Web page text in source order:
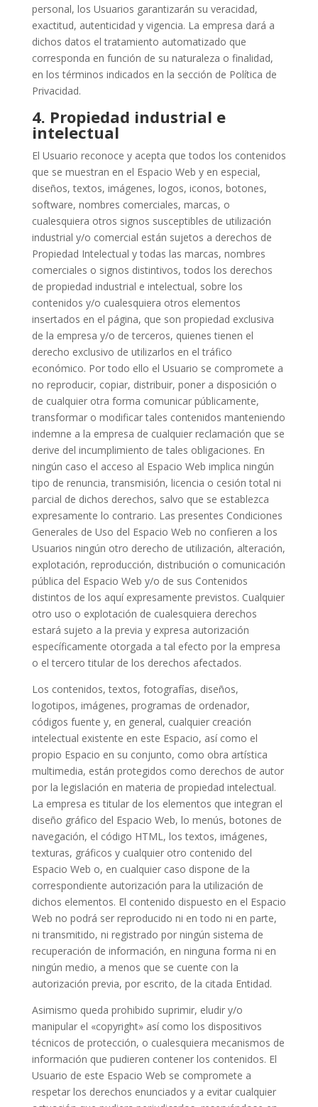
personal, los Usuarios garantizarán su veracidad,
exactitud, autenticidad y vigencia. La empresa dará a
dichos datos el tratamiento automatizado que
corresponda en función de su naturaleza o finalidad,
en los términos indicados en la sección de Política de
Privacidad.
4. Propiedad industrial e
intelectual
El Usuario reconoce y acepta que todos los contenidos
que se muestran en el Espacio Web y en especial,
diseños, textos, imágenes, logos, iconos, botones,
software, nombres comerciales, marcas, o
cualesquiera otros signos susceptibles de utilización
industrial y/o comercial están sujetos a derechos de
Propiedad Intelectual y todas las marcas, nombres
comerciales o signos distintivos, todos los derechos
de propiedad industrial e intelectual, sobre los
contenidos y/o cualesquiera otros elementos
insertados en el página, que son propiedad exclusiva
de la empresa y/o de terceros, quienes tienen el
derecho exclusivo de utilizarlos en el tráfico
económico. Por todo ello el Usuario se compromete a
no reproducir, copiar, distribuir, poner a disposición o
de cualquier otra forma comunicar públicamente,
transformar o modificar tales contenidos manteniendo
indemne a la empresa de cualquier reclamación que se
derive del incumplimiento de tales obligaciones. En
ningún caso el acceso al Espacio Web implica ningún
tipo de renuncia, transmisión, licencia o cesión total ni
parcial de dichos derechos, salvo que se establezca
expresamente lo contrario. Las presentes Condiciones
Generales de Uso del Espacio Web no confieren a los
Usuarios ningún otro derecho de utilización, alteración,
explotación, reproducción, distribución o comunicación
pública del Espacio Web y/o de sus Contenidos
distintos de los aquí expresamente previstos. Cualquier
otro uso o explotación de cualesquiera derechos
estará sujeto a la previa y expresa autorización
específicamente otorgada a tal efecto por la empresa
o el tercero titular de los derechos afectados.
Los contenidos, textos, fotografías, diseños,
logotipos, imágenes, programas de ordenador,
códigos fuente y, en general, cualquier creación
intelectual existente en este Espacio, así como el
propio Espacio en su conjunto, como obra artística
multimedia, están protegidos como derechos de autor
por la legislación en materia de propiedad intelectual.
La empresa es titular de los elementos que integran el
diseño gráfico del Espacio Web, lo menús, botones de
navegación, el código HTML, los textos, imágenes,
texturas, gráficos y cualquier otro contenido del
Espacio Web o, en cualquier caso dispone de la
correspondiente autorización para la utilización de
dichos elementos. El contenido dispuesto en el Espacio
Web no podrá ser reproducido ni en todo ni en parte,
ni transmitido, ni registrado por ningún sistema de
recuperación de información, en ninguna forma ni en
ningún medio, a menos que se cuente con la
autorización previa, por escrito, de la citada Entidad.
Asimismo queda prohibido suprimir, eludir y/o
manipular el «copyright» así como los dispositivos
técnicos de protección, o cualesquiera mecanismos de
información que pudieren contener los contenidos. El
Usuario de este Espacio Web se compromete a
respetar los derechos enunciados y a evitar cualquier